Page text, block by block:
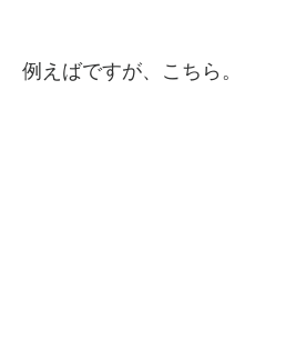
例えばですが、こちら。